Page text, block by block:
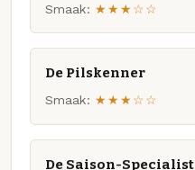
Smaak: ★★★☆☆
De Pilskenner
Smaak: ★★★☆☆
De Saison-Specialist